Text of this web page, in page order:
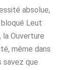
absolue,
Leut
la Ouverture
même dans
savez que